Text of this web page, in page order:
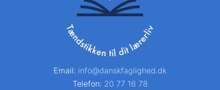
Email: info@danskfaglighed.dk
Telefon: 20 77 16 78